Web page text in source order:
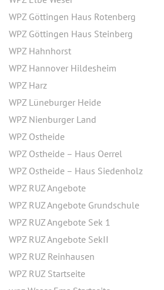
WPZ Göttingen Haus Rotenberg
WPZ Göttingen Haus Steinberg
WPZ Hahnhorst
WPZ Hannover Hildesheim
WPZ Harz
WPZ Lüneburger Heide
WPZ Nienburger Land
WPZ Ostheide
WPZ Ostheide – Haus Oerrel
WPZ Ostheide – Haus Siedenholz
WPZ RUZ Angebote
WPZ RUZ Angebote Grundschule
WPZ RUZ Angebote Sek 1
WPZ RUZ Angebote SekII
WPZ RUZ Reinhausen
WPZ RUZ Startseite